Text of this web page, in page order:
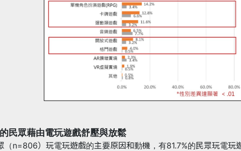
民眾藉由電玩遊戲舒壓與放鬆
（n=806）玩電玩遊戲的主要原因和動機，有81.7%的民眾玩電玩